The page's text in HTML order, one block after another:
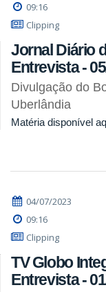
09:16
Clipping
Jornal Diário
Entrevista -
Divulgação do
Uberlândia
Matéria disponível
04/07/2023
09:16
Clipping
TV Globo
Entrevista -